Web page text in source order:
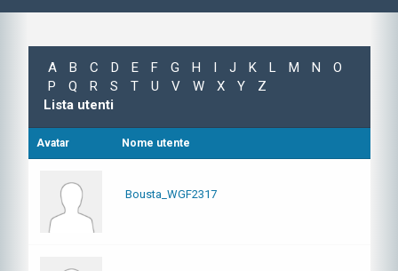
A B C D E F G H I J K L M N
O
P
Q R S T U V W X Y
Z
Lista utenti
Avatar Nome utente
Bousta_WGF2317